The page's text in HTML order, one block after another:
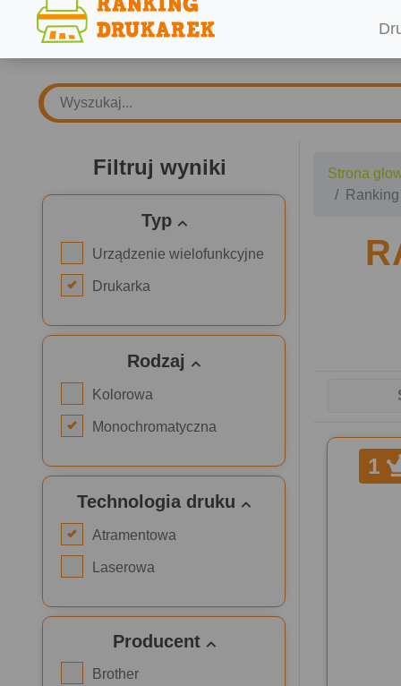
Filtruj wyniki
Typ
Urządzenie wielofunkcyjne
Drukarka
Rodzaj
Kolorowa
Monochromatyczna
Technologia druku
Atramentowa
Laserowa
Producent
Brother
Strona
1